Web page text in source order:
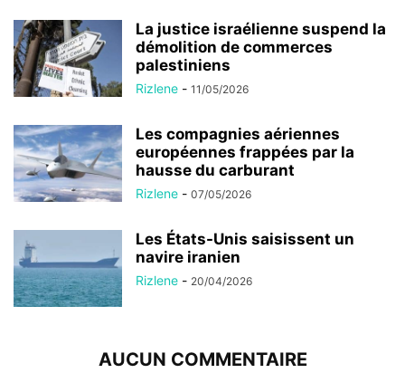
La justice israélienne suspend la
démolition de commerces
palestiniens
Rizlene - 11/05/2026
Les compagnies aériennes
européennes frappées par la
hausse du carburant
Rizlene - 07/05/2026
Les États-Unis saisissent un
navire iranien
Rizlene - 20/04/2026
AUCUN COMMENTAIRE